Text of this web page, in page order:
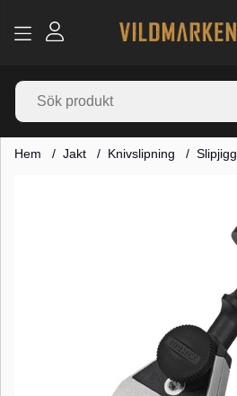
Hem Jakt Knivslipning Slipjigg